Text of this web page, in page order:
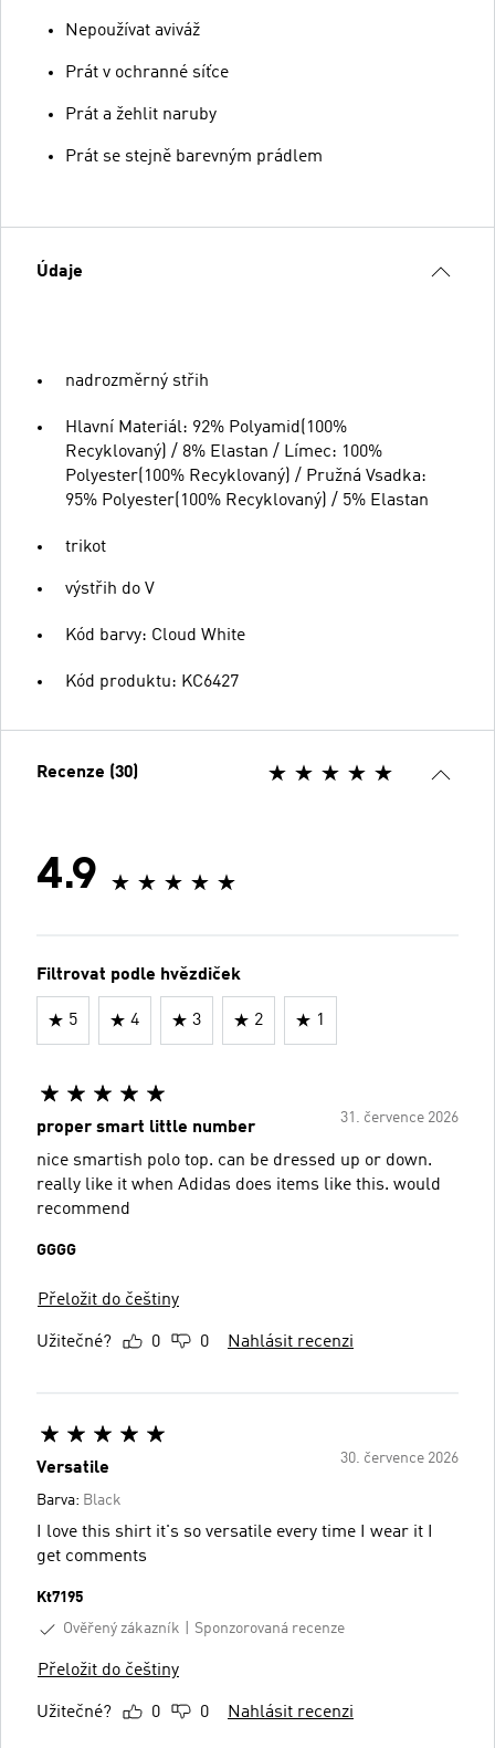
Nepoužívat aviváž
Prát v ochranné síťce
Prát a žehlit naruby
Prát se stejně barevným prádlem
Údaje
nadrozměrný střih
Hlavní Materiál: 92% Polyamid(100%
Recyklovaný) / 8% Elastan / Límec: 100%
Polyester(100% Recyklovaný) / Pružná Vsadka:
95% Polyester(100% Recyklovaný) / 5% Elastan
trikot
výstřih do V
Kód barvy: Cloud White
Kód produktu: KC6427
Recenze (30)
4.9
Filtrovat podle hvězdiček
5 4 3 2 1
31. července 2026
proper smart little number
nice smartish polo top. can be dressed up or down.
really like it when Adidas does items like this. would
recommend
GGGG
Přeložit do češtiny
Užitečné? 0 0 Nahlásit recenzi
30. července 2026
Versatile
Barva: Black
I love this shirt it's so versatile every time I wear it I
get comments
Kt7195
Ověřený zákazník
Sponzorovaná recenze
Přeložit do češtiny
Užitečné? 0 0 Nahlásit recenzi